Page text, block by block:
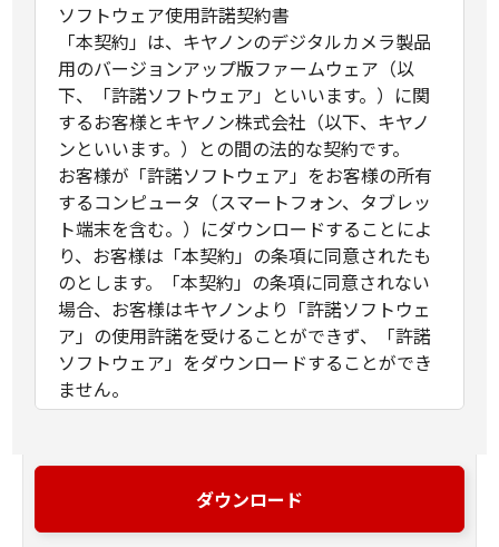
ソフトウェア使用許諾契約書
「本契約」は、キヤノンのデジタルカメラ製品
用のバージョンアップ版ファームウェア（以
下、「許諾ソフトウェア」といいます。）に関
するお客様とキヤノン株式会社（以下、キヤノ
ンといいます。）との間の法的な契約です。
お客様が「許諾ソフトウェア」をお客様の所有
するコンピュータ（スマートフォン、タブレッ
ト端末を含む。）にダウンロードすることによ
り、お客様は「本契約」の条項に同意されたも
のとします。「本契約」の条項に同意されない
場合、お客様はキヤノンより「許諾ソフトウェ
ア」の使用許諾を受けることができず、「許諾
ソフトウェア」をダウンロードすることができ
ません。
許諾
客様の所有するキヤノンのデジタルカメラ
製品に、お客様の所有するコンピュータ
（スマートフォン、タブレット端末を含
ダウンロード